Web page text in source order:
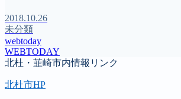
2018.10.26
未分類
webtoday
WEBTODAY
北杜・韮崎市内情報リンク
北杜市HP